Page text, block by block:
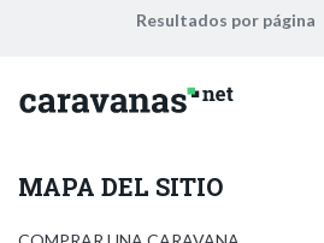
Resultados por página
MAPA DEL SITIO